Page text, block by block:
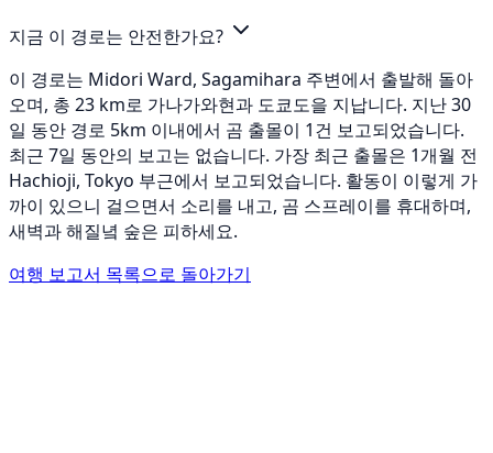
지금 이 경로는 안전한가요?
이 경로는 Midori Ward, Sagamihara 주변에서 출발해 돌아
오며, 총 23 km로 가나가와현과 도쿄도을 지납니다. 지난 30
일 동안 경로 5km 이내에서 곰 출몰이 1건 보고되었습니다.
최근 7일 동안의 보고는 없습니다. 가장 최근 출몰은 1개월 전
Hachioji, Tokyo 부근에서 보고되었습니다. 활동이 이렇게 가
까이 있으니 걸으면서 소리를 내고, 곰 스프레이를 휴대하며,
새벽과 해질녘 숲은 피하세요.
여행 보고서 목록으로 돌아가기